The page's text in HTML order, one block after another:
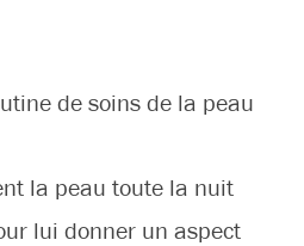
de soins de la peau
la peau toute la nuit
lui donner un aspect